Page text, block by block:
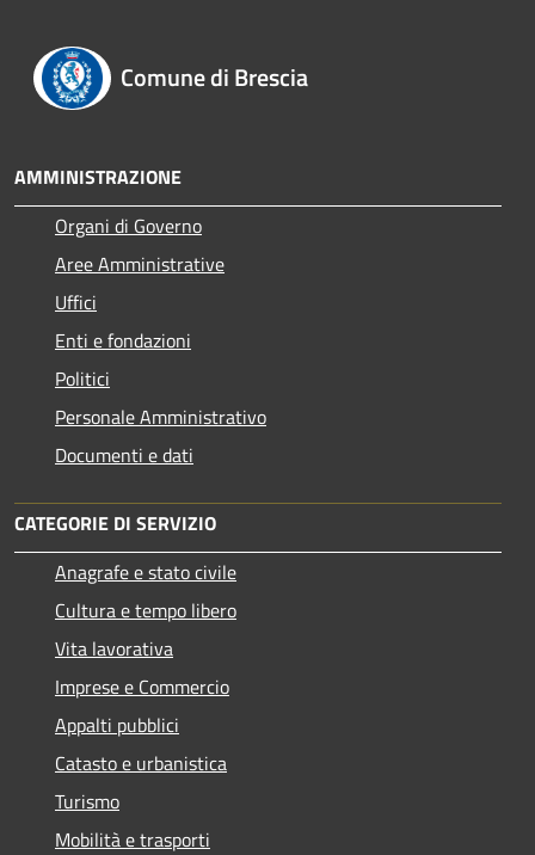
Comune di Brescia
AMMINISTRAZIONE
Organi di Governo
Aree Amministrative
Uffici
Enti e fondazioni
Politici
Personale Amministrativo
Documenti e dati
CATEGORIE DI SERVIZIO
Anagrafe e stato civile
Cultura e tempo libero
Vita lavorativa
Imprese e Commercio
Appalti pubblici
Catasto e urbanistica
Turismo
Mobilità e trasporti